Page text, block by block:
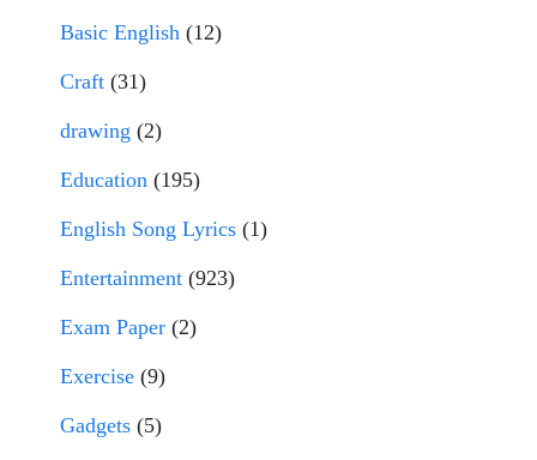
Basic English (12)
Craft (31)
drawing (2)
Education (195)
English Song Lyrics (1)
Entertainment (923)
Exam Paper (2)
Exercise (9)
Gadgets (5)